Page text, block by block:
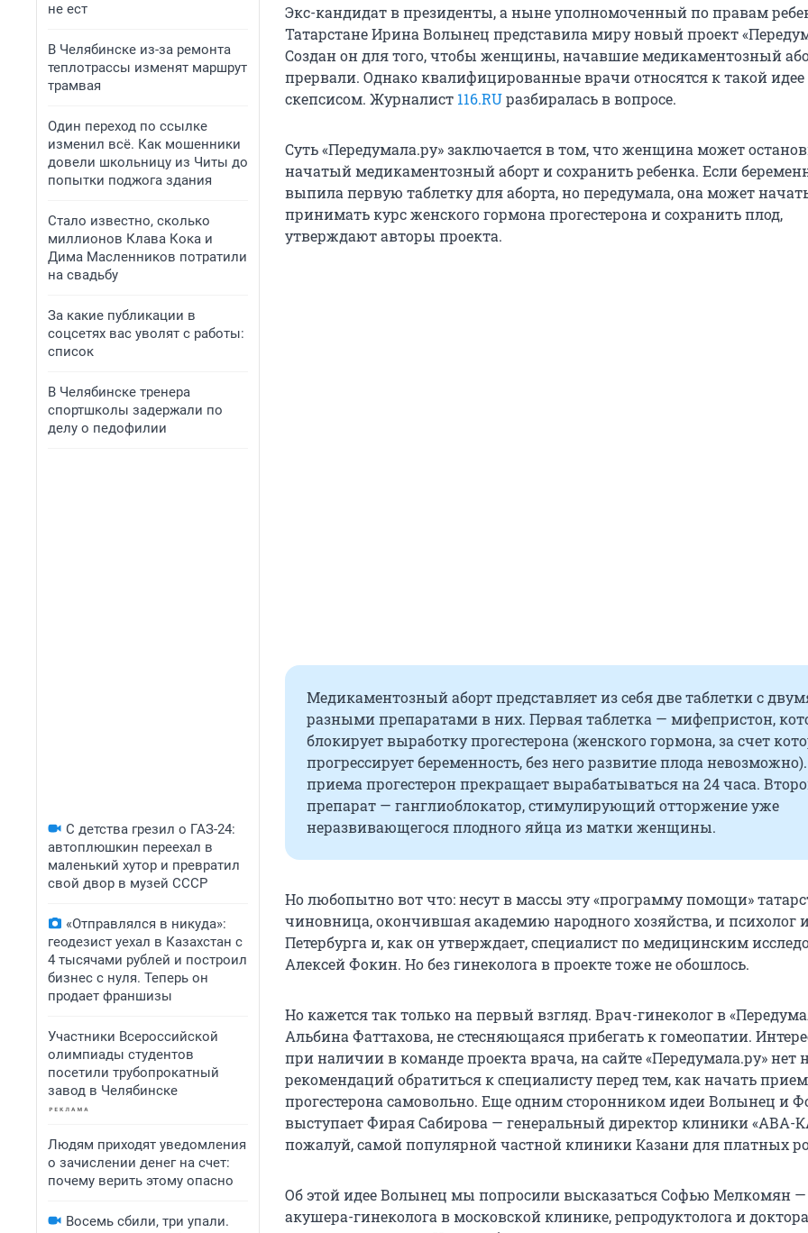
не ест
В Челябинске из-за ремонта
теплотрассы изменят маршрут
трамвая
Один переход по ссылке
изменил всё. Как мошенники
довели школьницу из Читы до
попытки поджога здания
Стало известно, сколько
миллионов Клава Кока и
Дима Масленников потратили
на свадьбу
За какие публикации в
соцсетях вас уволят с работы:
список
В Челябинске тренера
спортшколы задержали по
делу о педофилии
С детства грезил о ГАЗ-24:
автоплюшкин переехал в
маленький хутор и превратил
свой двор в музей СССР
«Отправлялся в никуда»:
геодезист уехал в Казахстан с
4 тысячами рублей и построил
бизнес с нуля. Теперь он
продает франшизы
Участники Всероссийской
олимпиады студентов
посетили трубопрокатный
завод в Челябинске
Людям приходят уведомления
о зачислении денег на счет:
почему верить этому опасно
Восемь сбили, три упали.
Экс-кандидат в президенты, а ныне уполномоченный по правам
Татарстане Ирина Волынец представила миру новый проект
Создан он для того, чтобы женщины, начавшие медикаментозный
прервали. Однако квалифицированные врачи относятся к такой идее
скепсисом. Журналист 116.RUразбиралась в вопросе.
Суть «Передумала.ру» заключается в том, что женщина может
начатый медикаментозный аборт и сохранить ребенка. Если
выпила первую таблетку для аборта, но передумала, она может
принимать курс женского гормона прогестерона и сохранить плод,
утверждают авторы проекта.
Медикаментозный аборт представляет из себя две таблетки с
разными препаратами в них. Первая таблетка — мифепристон,
блокирует выработку прогестерона (женского гормона, за счет
прогрессирует беременность, без него развитие плода
приема прогестерон прекращает вырабатываться на 24 часа.
препарат — ганглиоблокатор, стимулирующий отторжение уже
неразвивающегося плодного яйца из матки женщины.
Но любопытно вот что: несут в массы эту «программу помощи»
чиновница, окончившая академию народного хозяйства, и психолог
Петербурга и, как он утверждает, специалист по медицинским
Алексей Фокин. Но без гинеколога в проекте тоже не обошлось.
Но кажется так только на первый взгляд. Врач-гинеколог в
Альбина Фаттахова, не стесняющаяся прибегать к гомеопатии.
при наличии в команде проекта врача, на сайте «Передумала.ру» нет
рекомендаций обратиться к специалисту перед тем, как начать прием
прогестерона самовольно. Еще одним сторонником идеи Волынец и
выступает Фирая Сабирова — генеральный директор клиники «АВА-
пожалуй, самой популярной частной клиники Казани для платных
Об этой идее Волынец мы попросили высказаться Софью Мелкомян —
акушера-гинеколога в московской клинике, репродуктолога и доктора